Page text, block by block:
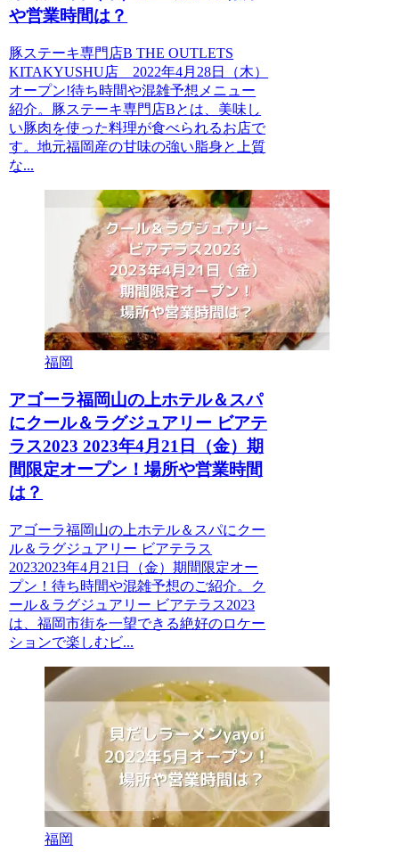
や営業時間は？
豚ステーキ専門店B THE OUTLETS
KITAKYUSHU店 2022年4月28日（木）
オープン!待ち時間や混雑予想メニュー
紹介。豚ステーキ専門店Bとは、美味し
い豚肉を使った料理が食べられるお店で
す。地元福岡産の甘味の強い脂身と上質
な...
福岡
アゴーラ福岡山の上ホテル＆スパ
にクール＆ラグジュアリー ビアテ
ラス2023 2023年4月21日（金）期
間限定オープン！場所や営業時間
は？
アゴーラ福岡山の上ホテル＆スパにクー
ル＆ラグジュアリー ビアテラス
20232023年4月21日（金）期間限定オー
プン！待ち時間や混雑予想のご紹介。ク
ール＆ラグジュアリー ビアテラス2023
は、福岡市街を一望できる絶好のロケー
ションで楽しむビ...
福岡